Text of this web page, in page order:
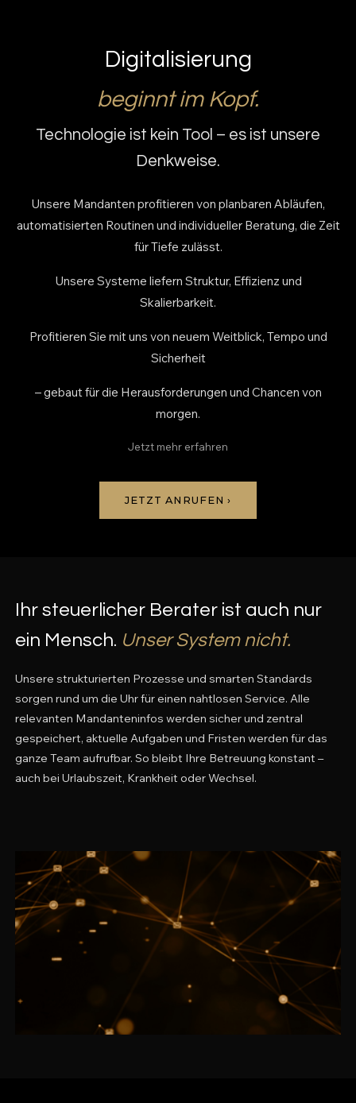
Digitalisierung
beginnt im Kopf.
Technologie ist kein Tool – es ist unsere
Denkweise.
Unsere Mandanten profitieren von planbaren Abläufen,
automatisierten Routinen und individueller Beratung, die Zeit
für Tiefe zulässt.
Unsere Systeme liefern Struktur, Effizienz und
Skalierbarkeit.
Profitieren Sie mit uns von neuem Weitblick, Tempo und
Sicherheit
– gebaut für die Herausforderungen und Chancen von
morgen.
Jetzt mehr erfahren
JETZT ANRUFEN ›
Ihr steuerlicher Berater ist auch nur
ein Mensch. Unser System nicht.
Unsere strukturierten Prozesse und smarten Standards
sorgen rund um die Uhr für einen nahtlosen Service. Alle
relevanten Mandanteninfos werden sicher und zentral
gespeichert, aktuelle Aufgaben und Fristen werden für das
ganze Team aufrufbar. So bleibt Ihre Betreuung konstant –
auch bei Urlaubszeit, Krankheit oder Wechsel.